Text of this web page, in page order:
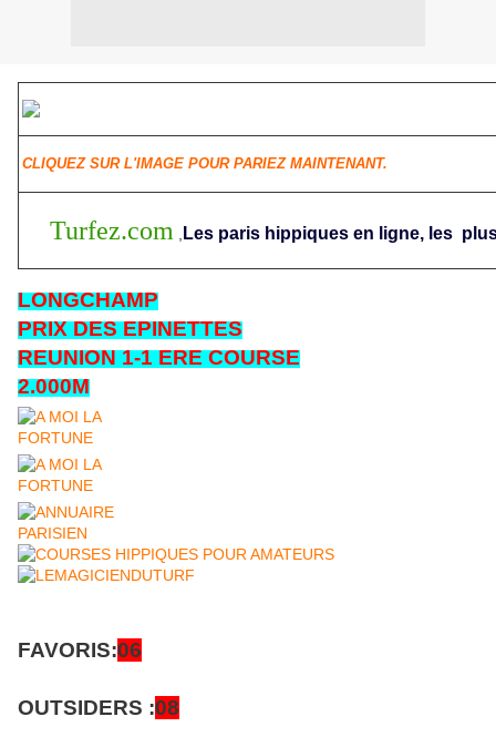
CLIQUEZ SUR L'IMAGE POUR PARIEZ MAINTENANT.
Turfez.com Les paris hippiques en ligne, les
LONGCHAMP
PRIX DES EPINETTES
REUNION 1-1 ERE COURSE
2.000M
FAVORIS:06
OUTSIDERS :08